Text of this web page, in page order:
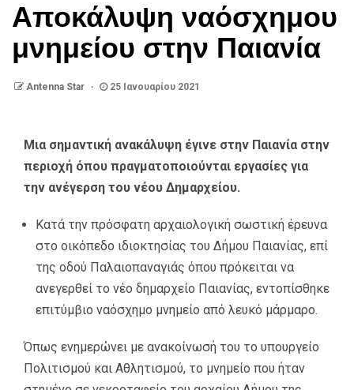
Αποκάλυψη ναόσχημου
μνημείου στην Παιανία
Antenna Star 25 Ιανουαρίου 2021
Μια σημαντική ανακάλυψη έγινε στην Παιανία στην
περιοχή όπου πραγματοποιούνται εργασίες για
την ανέγερση του νέου Δημαρχείου.
Κατά την πρόσφατη αρχαιολογική σωστική έρευνα
στο οικόπεδο ιδιοκτησίας του Δήμου Παιανίας, επί
της οδού Παλαιοπαναγιάς όπου πρόκειται να
ανεγερθεί το νέο δημαρχείο Παιανίας, εντοπίσθηκε
επιτύμβιο ναόσχημο μνημείο από λευκό μάρμαρο.
Όπως ενημερώνει με ανακοίνωσή του το υπουργείο
Πολιτισμού και Αθλητισμού, το μνημείο που ήταν